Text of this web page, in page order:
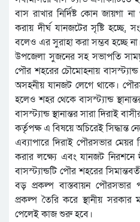
বাস রাখার নির্দিষ্ট কোন জায়গা
করায় দীর্ঘ যানজটের সৃষ্টি হচ্ছে,
বলেও এর সুরাহা করা সম্ভব হচ্ছে
উপজেলা সুজনের সহ সভাপতি
পৌর শহরের চৌমোহনায়
অসহনীয় যানজট লেগে থাকে।
হলেও শহর থেকে বাসস্ট্যান্ড
বাসস্ট্যান্ড স্থানান্তর সারা দিরাই
কর্তৃপক্ষ এ বিষয়ে অচিরেই সিদ্ধান্ত
এব্যাপারে দিরাই পৌরসভার
করার লক্ষ্যে এবং যানজট নিরশনে
বাসস্ট্যান্ডটি পৌর শহরের
বড় প্রকল্প বাস্তবায়ন পৌরসভার
প্রকল্প তৈরি করে স্থানীয় সরকার
পেলেই কাজ শুরু হবে।